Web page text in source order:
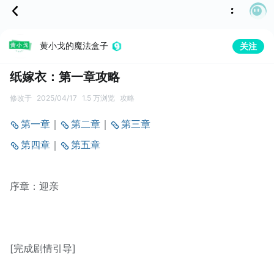
黄小戈的魔法盒子 关注
纸嫁衣：第一章攻略
修改于 2025/04/17 1.5 万浏览 攻略
第一章 ｜ 第二章 ｜
第三章
第四章 ｜ 第五章
序章：迎亲
[完成剧情引导]